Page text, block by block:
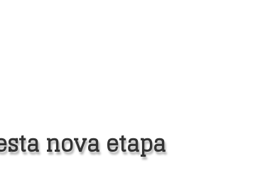
nova etapa